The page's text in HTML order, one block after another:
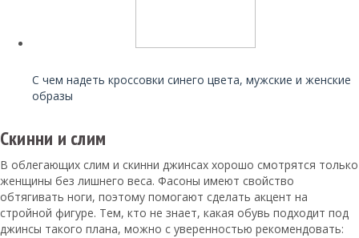
С чем надеть кроссовки синего цвета, мужские и женские
образы
Скинни и слим
В облегающих слим и скинни джинсах хорошо смотрятся только
женщины без лишнего веса. Фасоны имеют свойство
обтягивать ноги, поэтому помогают сделать акцент на
стройной фигуре. Тем, кто не знает, какая обувь подходит под
джинсы такого плана, можно с уверенностью рекомендовать: